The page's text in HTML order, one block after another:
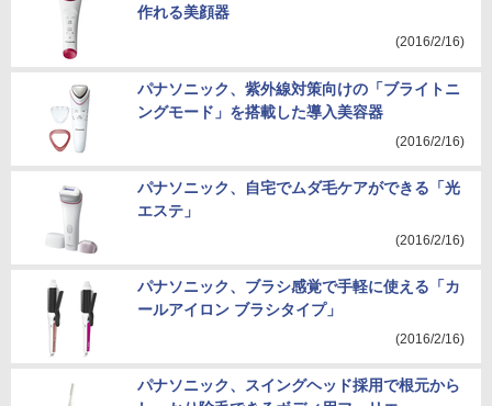
作れる美顔器
(2016/2/16)
パナソニック、紫外線対策向けの「ブライトニ
ングモード」を搭載した導入美容器
(2016/2/16)
パナソニック、自宅でムダ毛ケアができる「光
エステ」
(2016/2/16)
パナソニック、ブラシ感覚で手軽に使える「カ
ールアイロン ブラシタイプ」
(2016/2/16)
パナソニック、スイングヘッド採用で根元から